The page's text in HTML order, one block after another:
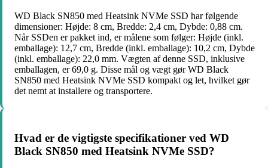
WD Black SN850 med Heatsink NVMe SSD har følgende
dimensioner: Højde: 8 cm, Bredde: 2,4 cm, Dybde: 0,88 cm.
Når SSDen er pakket ind, er målene som følger: Højde (inkl.
emballage): 12,7 cm, Bredde (inkl. emballage): 10,2 cm, Dybde
(inkl. emballage): 22,0 mm. Vægten af denne SSD, inklusive
emballagen, er 69,0 g. Disse mål og vægt gør WD Black
SN850 med Heatsink NVMe SSD kompakt og let, hvilket gør
det nemt at installere og transportere.
Hvad er de vigtigste specifikationer ved WD
Black SN850 med Heatsink NVMe SSD?